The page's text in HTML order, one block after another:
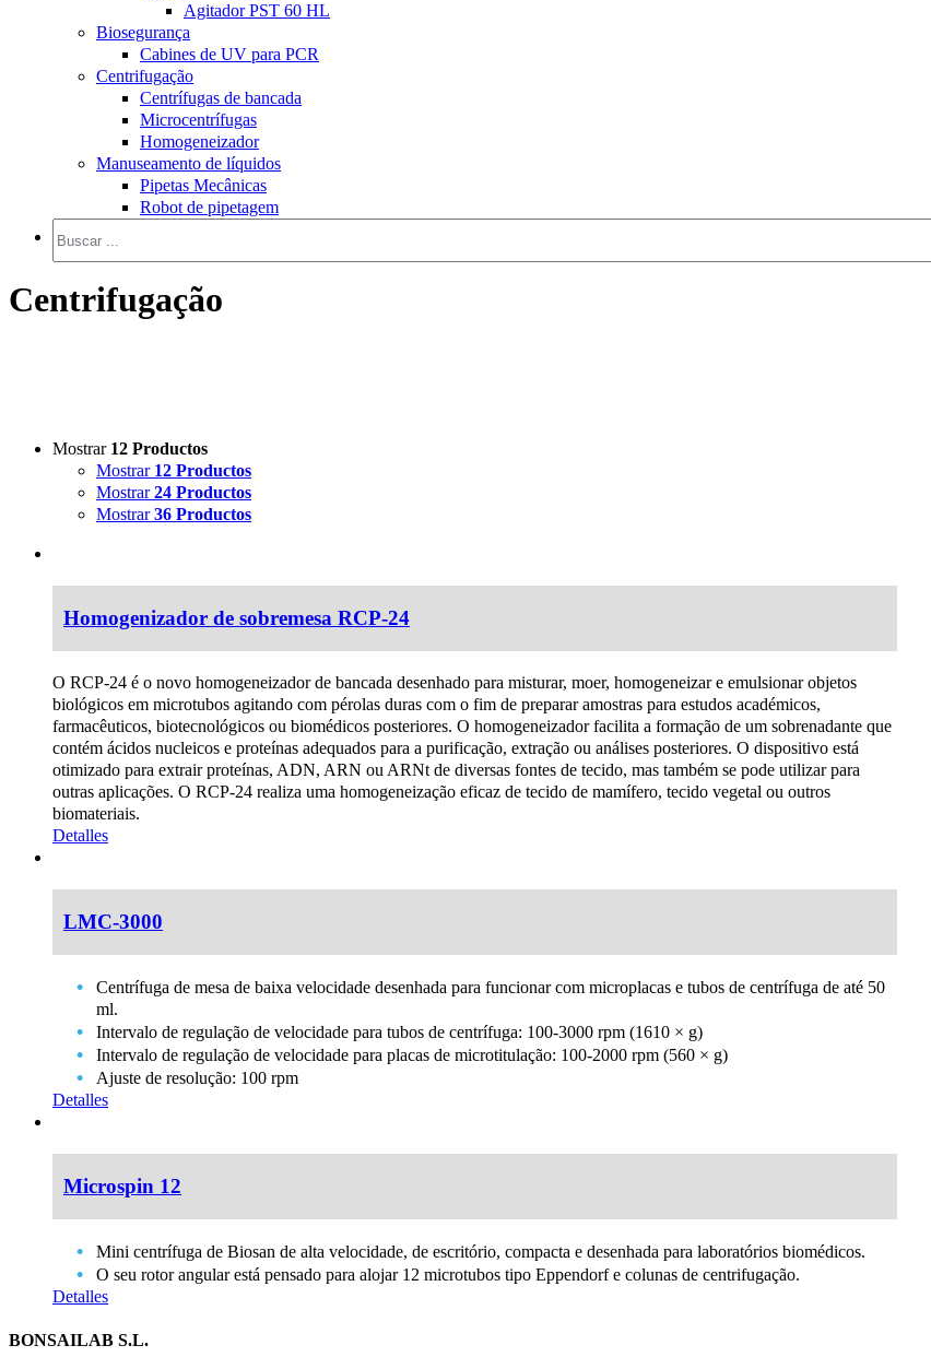
Agitador PST 60 HL
Biosegurança
Cabines de UV para PCR
Centrifugação
Centrífugas de bancada
Microcentrífugas
Homogeneizador
Manuseamento de líquidos
Pipetas Mecânicas
Robot de pipetagem
Centrifugação
Mostrar 12 Productos
Mostrar 12 Productos
Mostrar24 Productos
Mostrar36 Productos
Homogenizador de sobremesa RCP-24
O RCP-24 é o novo homogeneizador de bancada desenhado para misturar, moer, homogeneizar e emulsionar objetos
biológicos em microtubos agitando com pérolas duras com o fim de preparar amostras para estudos académicos,
farmacêuticos, biotecnológicos ou biomédicos posteriores. O homogeneizador facilita a formação de um sobrenadante que
contém ácidos nucleicos e proteínas adequados para a purificação, extração ou análises posteriores. O dispositivo está
otimizado para extrair proteínas, ADN, ARN ou ARNt de diversas fontes de tecido, mas também se pode utilizar para
outras aplicações. O RCP-24 realiza uma homogeneização eficaz de tecido de mamífero, tecido vegetal ou outros
biomateriais.
Detalles
LMC-3000
Centrífuga de mesa de baixa velocidade desenhada para funcionar com microplacas e tubos de centrífuga de até 50
ml.
Intervalo de regulação de velocidade para tubos de centrífuga: 100-3000 rpm (1610 × g)
Intervalo de regulação de velocidade para placas de microtitulação: 100-2000 rpm (560 × g)
Ajuste de resolução: 100 rpm
Detalles
Microspin 12
Mini centrífuga de Biosan de alta velocidade, de escritório, compacta e desenhada para laboratórios biomédicos.
O seu rotor angular está pensado para alojar 12 microtubos tipo Eppendorf e colunas de centrifugação.
Detalles
BONSAILAB S.L.